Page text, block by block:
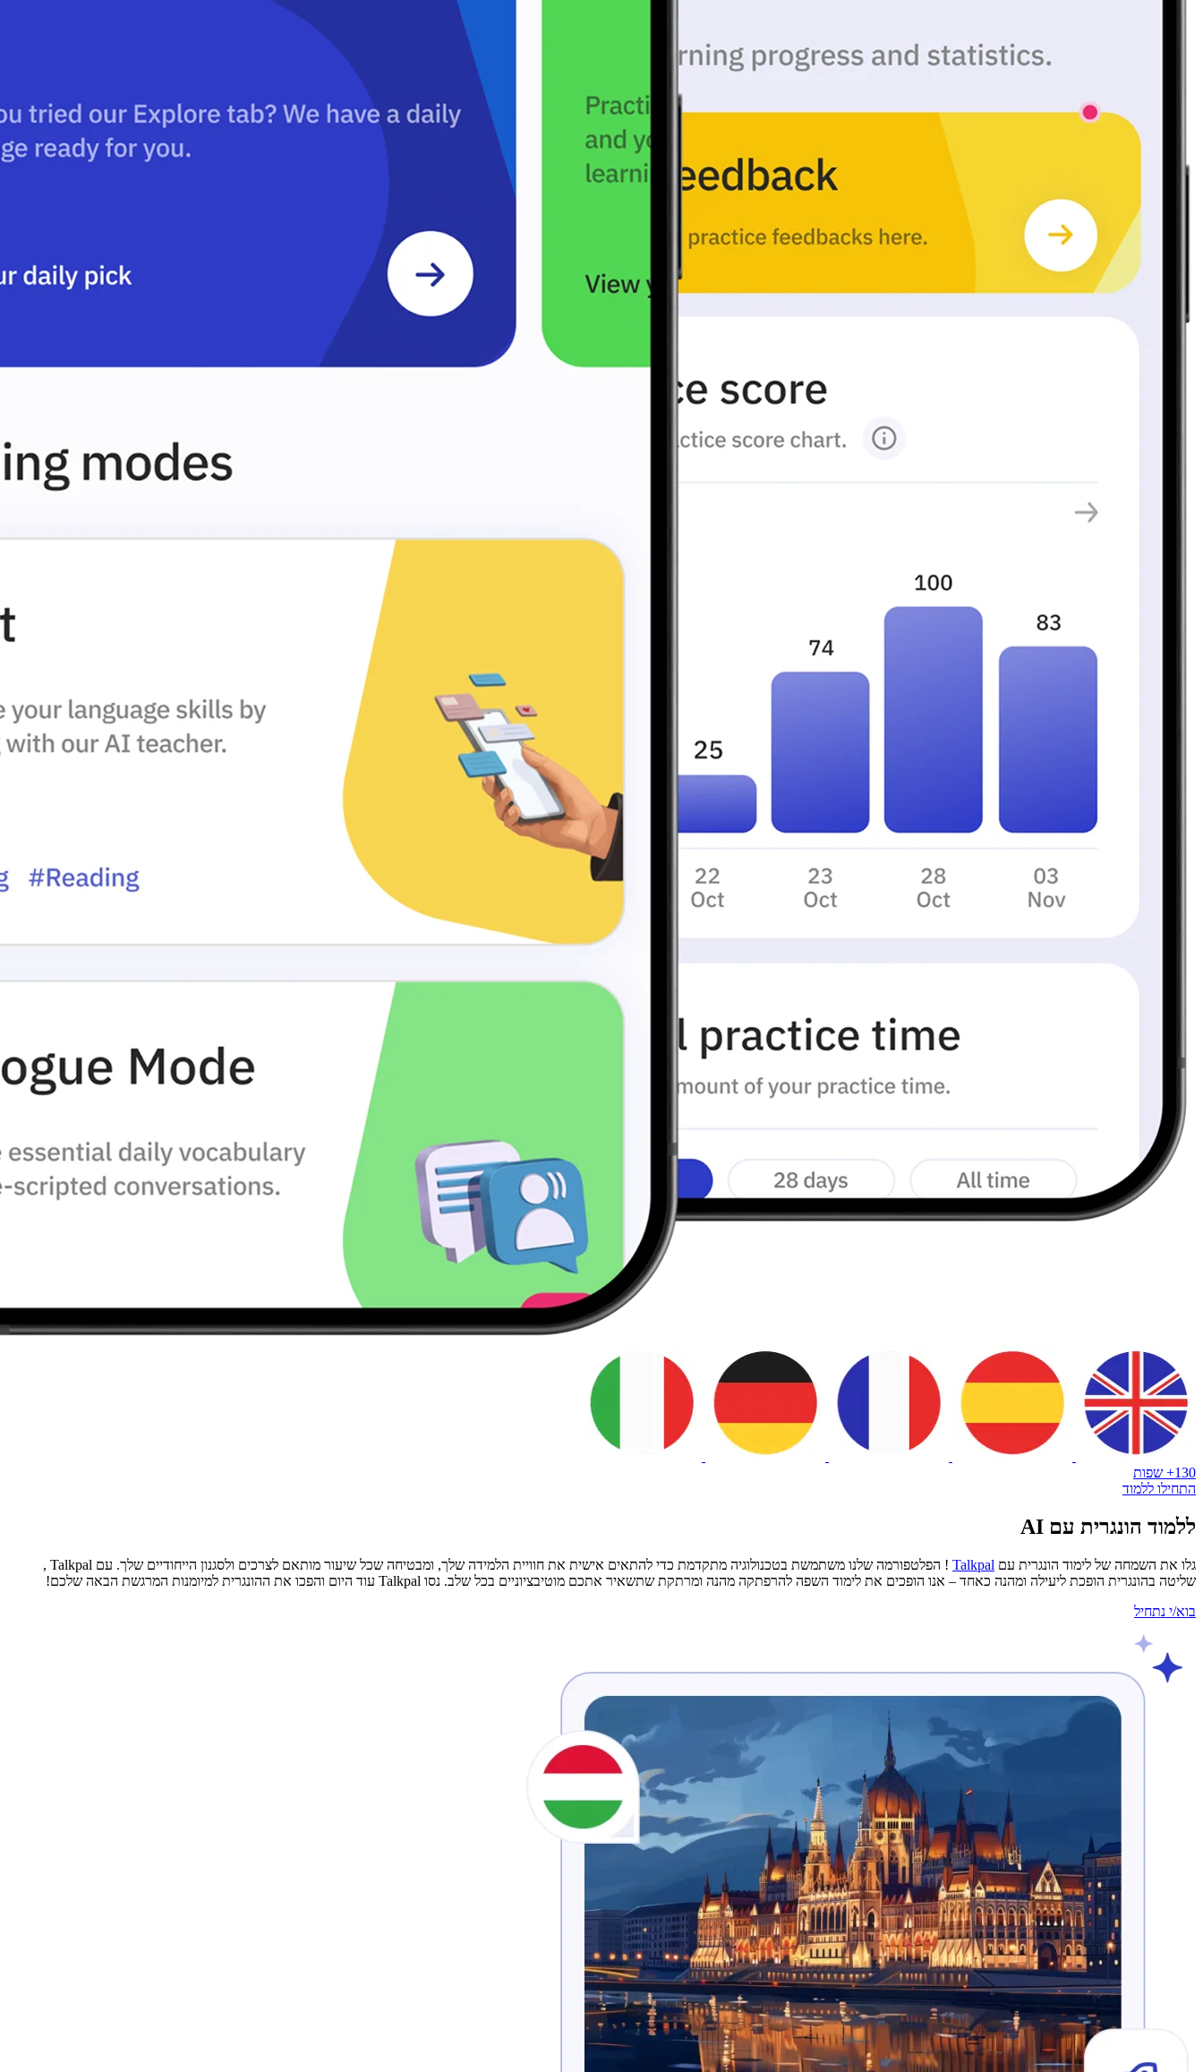
130+ שפות
התחילו ללמוד
ללמוד הונגרית עם AI
גלו את השמחה של לימוד הונגרית עם Talkpal
! הפלטפורמה שלנו משתמשת בטכנולוגיה מתקדמת כדי להתאים אישית את חוויית הלמידה שלך, ומבטיחה שכל שיעור מותאם לצרכים ולסגנון הייחודיים שלך. עם Talkpal ,
שליטה בהונגרית הופכת ליעילה ומהנה כאחד – אנו הופכים את לימוד השפה להרפתקה מהנה ומרתקת שתשאיר אתכם מוטיבציוניים בכל שלב. נסו Talkpal עוד היום והפכו את ההונגרית למיומנות המרגשת הבאה שלכם!
בוא/י נתחיל